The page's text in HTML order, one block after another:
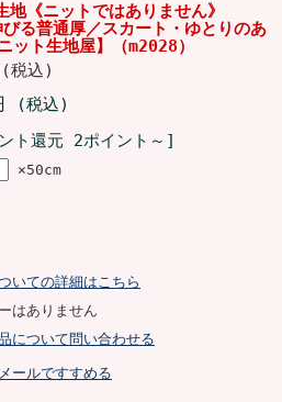
地《ニットではありません》
びる普通厚／スカート・ゆとりのあ
ット生地屋】（m2028）
税込)
(税込)
ト還元 2ポイント～]
×50cm
いての詳細はこちら
はありません
について問い合わせる
ールですすめる